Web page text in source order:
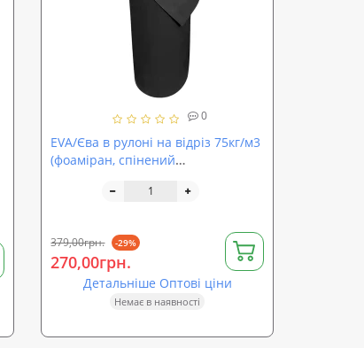
0
EVA/Єва в рулоні на відріз 75кг/м3
(фоаміран, спінений
3мм (sp-0082)
379,00грн. -29%
270,00грн.
Детальніше Оптові ціни
Немає в наявності